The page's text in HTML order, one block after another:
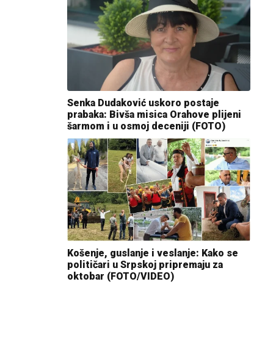
Senka Dudaković uskoro postaje
prabaka: Bivša misica Orahove plijeni
šarmom i u osmoj deceniji (FOTO)
Košenje, guslanje i veslanje: Kako se
političari u Srpskoj pripremaju za
oktobar (FOTO/VIDEO)